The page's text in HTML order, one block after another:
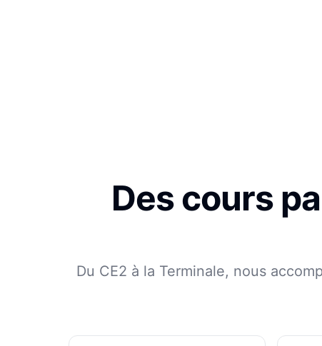
Des cours
Du CE2 à la Terminale, nous